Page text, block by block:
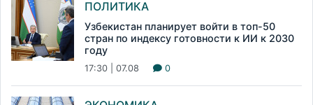
ПОЛИТИКА
Узбекистан планирует войти в топ-50
стран по индексу готовности к ИИ к 2030
году
17:30 | 07.08 0